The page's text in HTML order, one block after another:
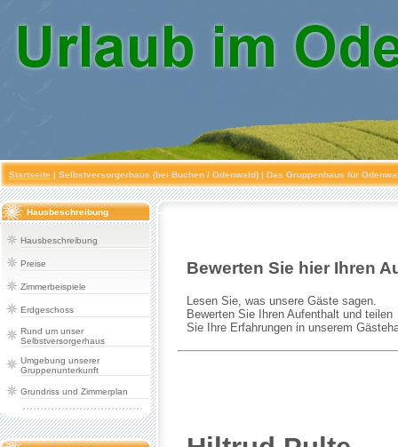
Startseite | Selbstversorgerhaus (bei Buchen / Odenwald) | Das Gruppenhaus für
Hausbeschreibung
Hausbeschreibung
Preise
Zimmerbeispiele
Erdgeschoss
Rund um unser
Selbstversorgerhaus
Umgebung unserer
Gruppenunterkunft
Grundriss und Zimmerplan